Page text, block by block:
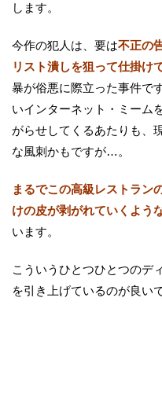
します。
今作の犯人は、要は不正の
リスト潰しを狙って仕掛け
暴が俗悪に際立った事件で
いインターネット・ミーム
がらせしてくるあたりも、
な風刺かもですが…。
まるでこの高級レストラン
けの皮が剥がれていくよう
います。
こういうひとつひとつのデ
を引き上げているのが良い